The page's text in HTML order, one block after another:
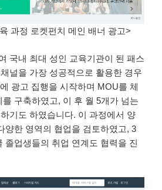
과정 로켓펀치 메인 배너 광고>
국내 최대 성인 교육기관이 된 패스
널을 가장 성공적으로 활용한 경우
광고 집행을 시작하며 MOU를 체
구축하였고, 이 후 월 5개가 넘는
기도 하였습니다. 이 과정에서 양
양한 영역의 협업을 검토하였고, 3
졸업생들의 취업 연계도 협력을 진